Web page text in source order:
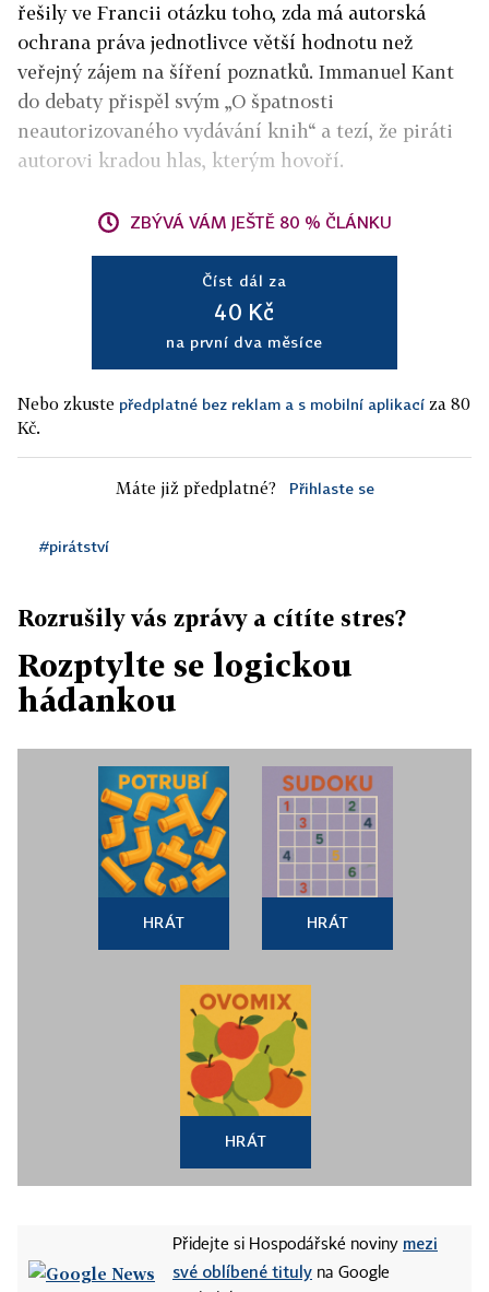
řešily ve Francii otázku toho, zda má autorská
ochrana práva jednotlivce větší hodnotu než
veřejný zájem na šíření poznatků. Immanuel Kant
do debaty přispěl svým „O špatnosti
neautorizovaného vydávání knih“ a tezí, že piráti
autorovi kradou hlas, kterým hovoří.
ZBÝVÁ VÁM JEŠTĚ 80 % ČLÁNKU
Číst dál za
40 Kč
na první dva měsíce
Nebo zkuste předplatné bez reklam a s mobilní aplikací za 80
Kč.
Máte již předplatné? Přihlaste se
#pirátství
Rozrušily vás zprávy a cítíte stres?
Rozptylte se logickou
hádankou
HRÁT HRÁT
HRÁT
Přidejte si Hospodářské noviny mezi
své oblíbené tituly na Google